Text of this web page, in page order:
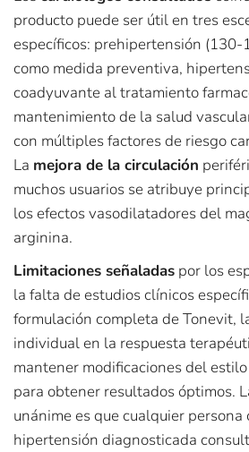
producto puede ser útil en tres
específicos: prehipertensión
como medida preventiva,
coadyuvante al tratamiento
mantenimiento de la salud
con múltiples factores de riesgo
La mejora de la circulación
muchos usuarios se atribuye
los efectos vasodilatadores del
arginina.
Limitaciones señaladas por los
la falta de estudios clínicos
formulación completa de Tonevit,
individual en la respuesta
mantener modificaciones del
para obtener resultados óptimos.
unánime es que cualquier persona
hipertensión diagnosticada